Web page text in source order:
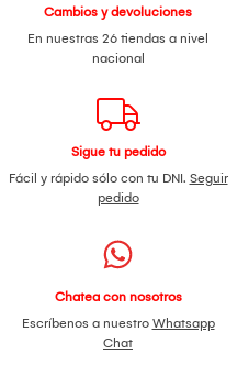
Cambios y devoluciones
En nuestras 26 tiendas a nivel
nacional
Sigue tu pedido
Fácil y rápido sólo con tu DNI. Seguir
pedido
Chatea con nosotros
Escríbenos a nuestro Whatsapp
Chat